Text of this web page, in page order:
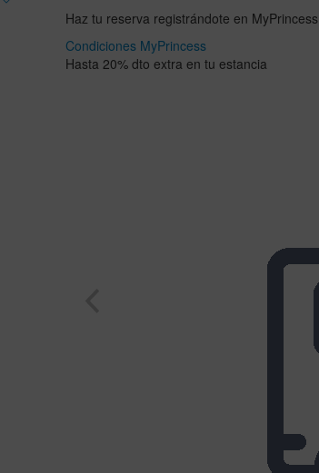
Haz tu reserva registrándote en
Condiciones MyPrincess
Hasta 20% dto extra en tu estancia